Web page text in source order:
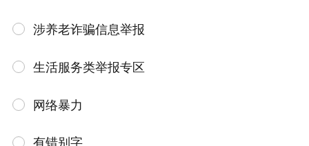
涉养老诈骗信息举报
生活服务类举报专区
网络暴力
有错别字